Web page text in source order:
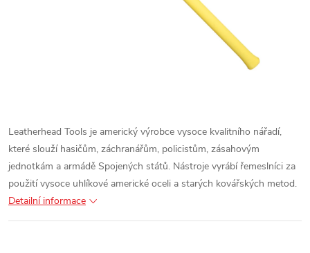
Leatherhead Tools je americký výrobce vysoce kvalitního nářadí,
které slouží hasičům, záchranářům, policistům, zásahovým
jednotkám a armádě Spojených států. Nástroje vyrábí řemeslníci za
použití vysoce uhlíkové americké oceli a starých kovářských metod.
Detailní informace